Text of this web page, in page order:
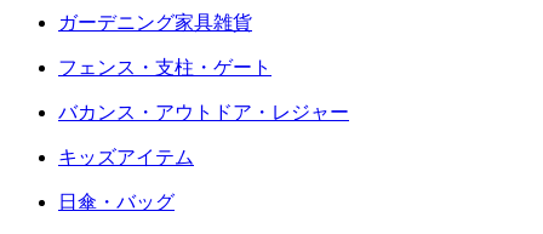
ガーデニング家具雑貨
フェンス・支柱・ゲート
バカンス・アウトドア・レジャー
キッズアイテム
日傘・バッグ